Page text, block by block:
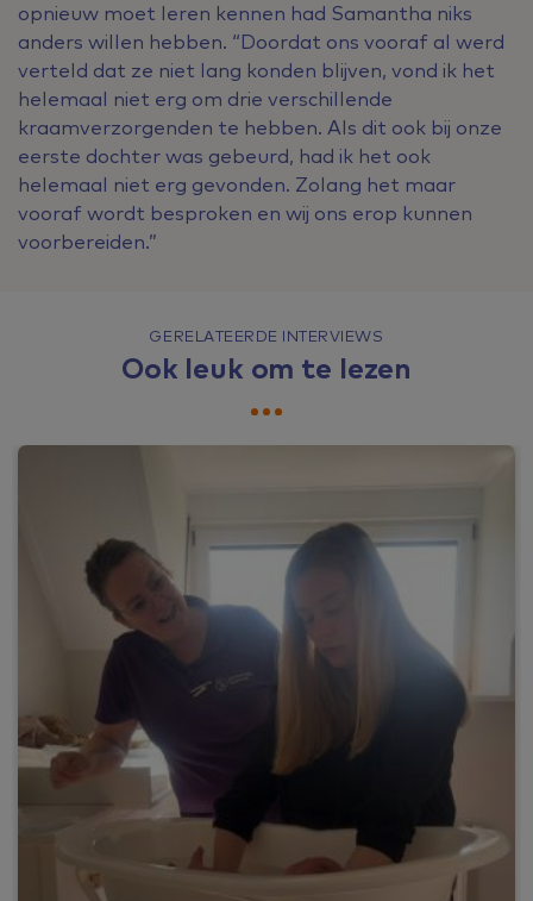
opnieuw moet leren kennen had Samantha niks
anders willen hebben. “Doordat ons vooraf al werd
verteld dat ze niet lang konden blijven, vond ik het
helemaal niet erg om drie verschillende
kraamverzorgenden te hebben. Als dit ook bij onze
eerste dochter was gebeurd, had ik het ook
helemaal niet erg gevonden. Zolang het maar
vooraf wordt besproken en wij ons erop kunnen
voorbereiden.”
GERELATEERDE INTERVIEWS
Ook leuk om te lezen